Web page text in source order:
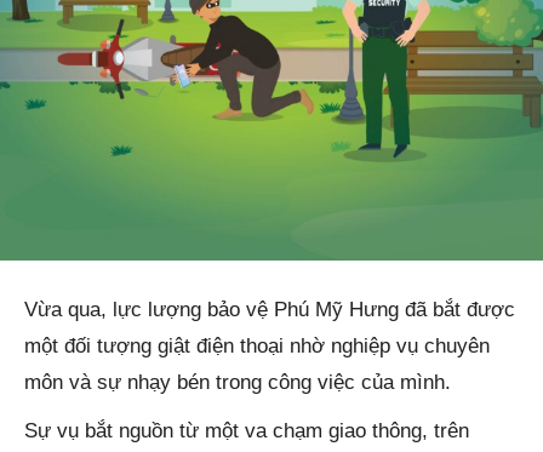
Vừa qua, lực lượng bảo vệ Phú Mỹ Hưng đã bắt được
một đối tượng giật điện thoại nhờ nghiệp vụ chuyên
môn và sự nhạy bén trong công việc của mình.
Sự vụ bắt nguồn từ một va chạm giao thông, trên